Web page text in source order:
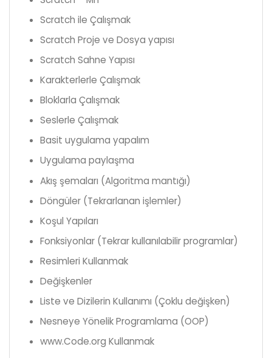
Scratch ile Çalışmak
Scratch Proje ve Dosya yapısı
Scratch Sahne Yapısı
Karakterlerle Çalışmak
Bloklarla Çalışmak
Seslerle Çalışmak
Basit uygulama yapalım
Uygulama paylaşma
Akış şemaları (Algoritma mantığı)
Döngüler (Tekrarlanan işlemler)
Koşul Yapıları
Fonksiyonlar (Tekrar kullanılabilir programlar)
Resimleri Kullanmak
Değişkenler
Liste ve Dizilerin Kullanımı (Çoklu değişken)
Nesneye Yönelik Programlama (OOP)
www.Code.org Kullanmak